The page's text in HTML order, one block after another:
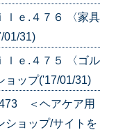
ｌｅ.４７６ 〈家具
01/31)
ｌｅ.４７５ 〈ゴル
ョップ('17/01/31)
＜ヘアケア用
ョップ/サイトを